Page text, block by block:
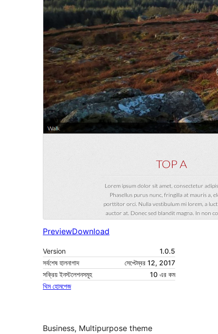
PreviewDownload
Version
1.0.5
সর্বশেষ হালনাগাদ
সেপ্টেম্বর 12, 2017
সক্রিয় ইনস্টলেশনসমূহ
10 এর কম
থিম হোমপেজ
Business, Multipurpose theme